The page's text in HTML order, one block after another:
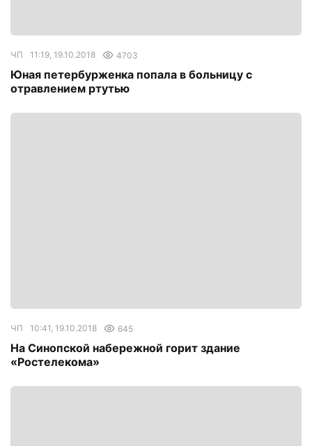
ЧП 11:19, 19.10.2018 4703
Юная петербурженка попала в больницу с
отравлением ртутью
ЧП 10:41, 19.10.2018 645
На Синопской набережной горит здание
«Ростелекома»